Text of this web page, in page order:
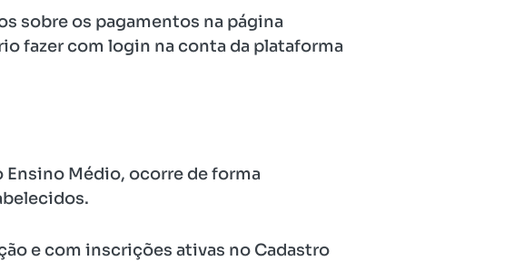
sobre os pagamentos na página
fazer com login na conta da plataforma
Médio, ocorre de forma
e com inscrições ativas no Cadastro